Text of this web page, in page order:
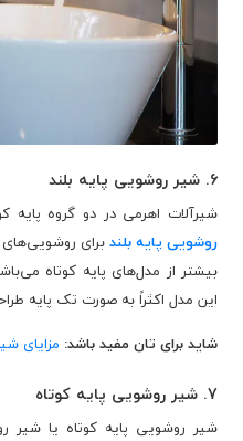
6. شیر روشویی پایه بلند
شیرآلات اهرمی در دو گروه پایه
روشویی پایه بلندبرای
بیشتر از مدل‌های پایه کوتاه
این مدل اکثراً به صورت تک پایه
شاید برای تان مفید باشد: مزایای
7. شیر روشویی پایه کوتاه
شیر روشویی پایه کوتاه یا شیر